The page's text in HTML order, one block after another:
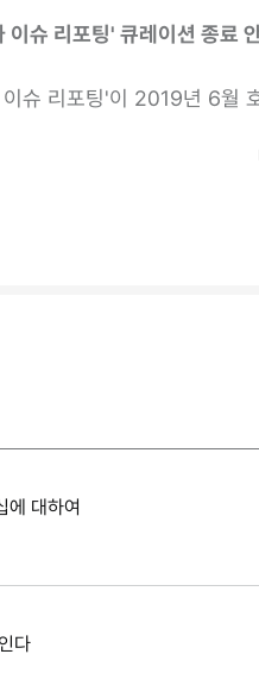
이슈 리포팅' 큐레이션 종료
슈 리포팅'이 2019년 6월
에 대하여
다